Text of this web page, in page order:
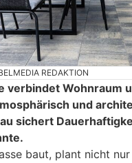
REDAKTION
verbindet Wohnraum
und
sichert
baut, plant nicht